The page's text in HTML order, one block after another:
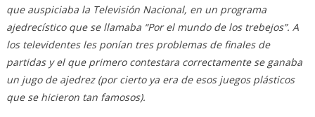
que auspiciaba la Televisión Nacional, en un programa
ajedrecístico que se llamaba “Por el mundo de los trebejos”. A
los televidentes les ponían tres problemas de finales de
partidas y el que primero contestara correctamente se ganaba
un jugo de ajedrez (por cierto ya era de esos juegos plásticos
que se hicieron tan famosos).